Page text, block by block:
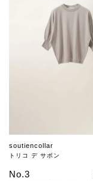
soutiencollar
トリコ デ サボン
No.3